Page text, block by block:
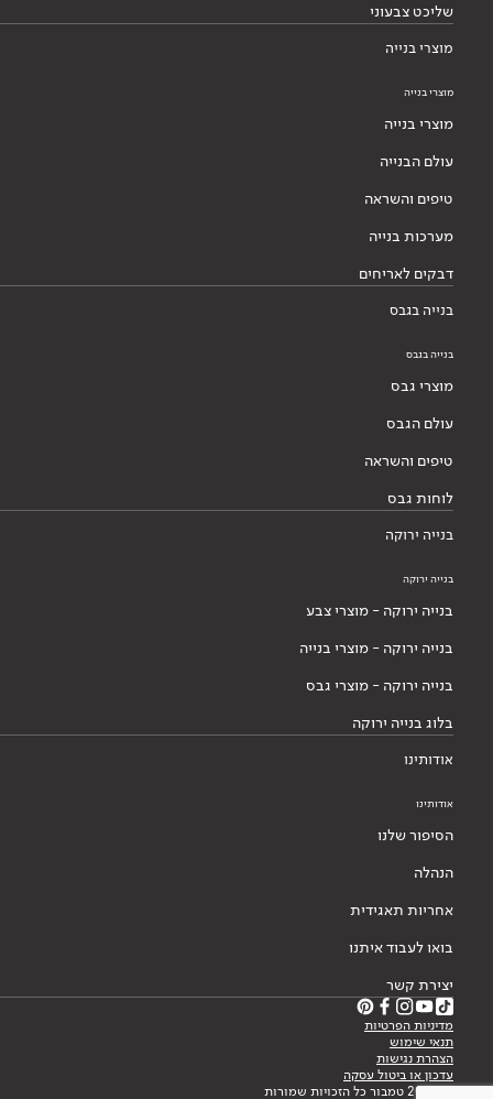
שליכט צבעוני
מוצרי בנייה
מוצרי בנייה
מוצרי בנייה
עולם הבנייה
טיפים והשראה
מערכות בנייה
דבקים לאריחים
בנייה בגבס
בנייה בגבס
מוצרי גבס
עולם הגבס
טיפים והשראה
לוחות גבס
בנייה ירוקה
בנייה ירוקה
בנייה ירוקה - מוצרי צבע
בנייה ירוקה - מוצרי בנייה
בנייה ירוקה - מוצרי גבס
בלוג בנייה ירוקה
אודותינו
אודותינו
הסיפור שלנו
הנהלה
אחריות תאגידית
בואו לעבוד איתנו
יצירת קשר
מדיניות הפרטיות
תנאי שימוש
הצהרת נגישות
עדכון או ביטול עסקה
© 2026 טמבור כל הזכויות שמורות